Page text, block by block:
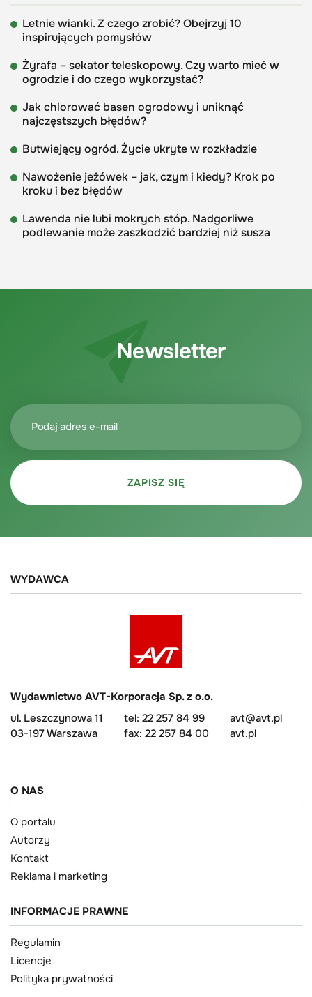
Letnie wianki. Z czego zrobić? Obejrzyj 10
inspirujących pomysłów
Żyrafa – sekator teleskopowy. Czy warto mieć w
ogrodzie i do czego wykorzystać?
Jak chlorować basen ogrodowy i uniknąć
najczęstszych błędów?
Butwiejący ogród. Życie ukryte w rozkładzie
Nawożenie jeżówek – jak, czym i kiedy? Krok po
kroku i bez błędów
Lawenda nie lubi mokrych stóp. Nadgorliwe
podlewanie może zaszkodzić bardziej niż susza
Newsletter
WYDAWCA
Wydawnictwo AVT-Korporacja Sp. z o.o.
ul. Leszczynowa 11
03-197 Warszawa
tel: 22 257 84 99
fax: 22 257 84 00
avt@avt.pl
avt.pl
O NAS
O portalu
Autorzy
Kontakt
Reklama i marketing
INFORMACJE PRAWNE
Regulamin
Licencje
Polityka prywatności